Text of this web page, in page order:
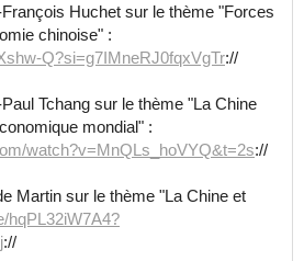
Huchet sur le thème "Forces
chinoise" :
Q?si=g7IMneRJ0fqxVgTr://
Tchang sur le thème "La Chine
mondial" :
watch?v=MnQLs_hoVYQ&t=2s://
Martin sur le thème "La Chine et
hqPL32iW7A4?
://